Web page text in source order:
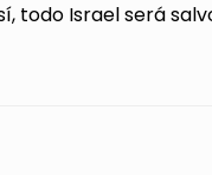
todo Israel será